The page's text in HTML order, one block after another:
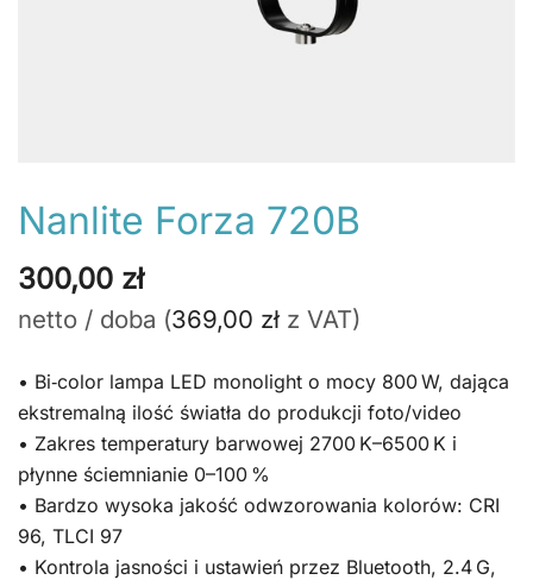
Nanlite Forza 720B
300,00 zł
netto / doba (369,00 zł z VAT)
• Bi‑color lampa LED monolight o mocy 800 W, dająca
ekstremalną ilość światła do produkcji foto/video
• Zakres temperatury barwowej 2700 K–6500 K i
płynne ściemnianie 0–100 %
• Bardzo wysoka jakość odwzorowania kolorów: CRI
96, TLCI 97
• Kontrola jasności i ustawień przez Bluetooth, 2.4 G,